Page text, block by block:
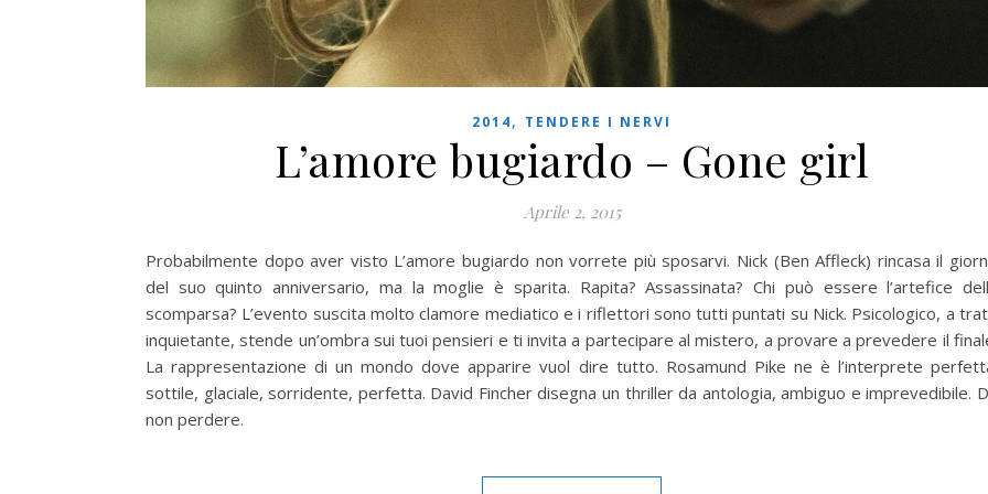
2014, TENDERE I NERVI
L’amore bugiardo – Gone girl
Aprile 2, 2015
Probabilmente dopo aver visto L’amore bugiardo non vorrete più sposarvi. Nick (Ben Affleck) rincasa il
del suo quinto anniversario, ma la moglie è sparita. Rapita? Assassinata? Chi può essere l’artefice
scomparsa? L’evento suscita molto clamore mediatico e i riflettori sono tutti puntati su Nick. Psicologico, a
inquietante, stende un’ombra sui tuoi pensieri e ti invita a partecipare al mistero, a provare a prevedere il
La rappresentazione di un mondo dove apparire vuol dire tutto. Rosamund Pike ne è l’interprete
sottile, glaciale, sorridente, perfetta. David Fincher disegna un thriller da antologia, ambiguo e imprevedibile.
non perdere.